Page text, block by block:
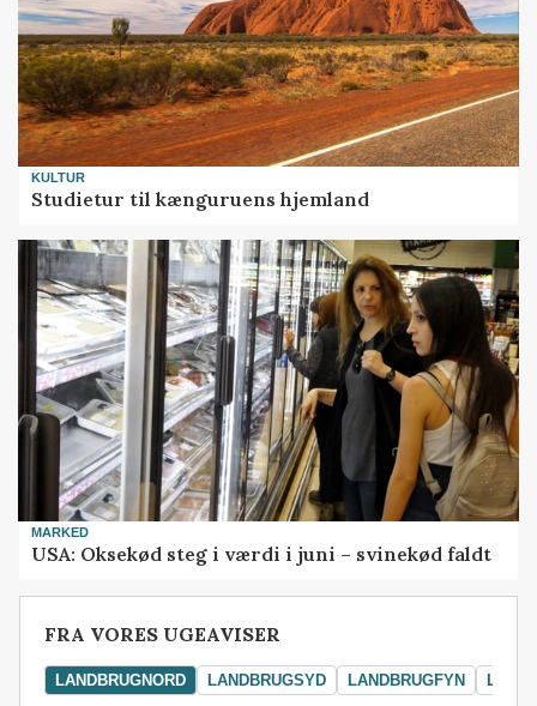
KULTUR
Studietur til kænguruens hjemland
MARKED
USA: Oksekød steg i værdi i juni – svinekød faldt
FRA VORES UGEAVISER
LANDBRUGNORD LANDBRUGSYD LANDBRUGFYN